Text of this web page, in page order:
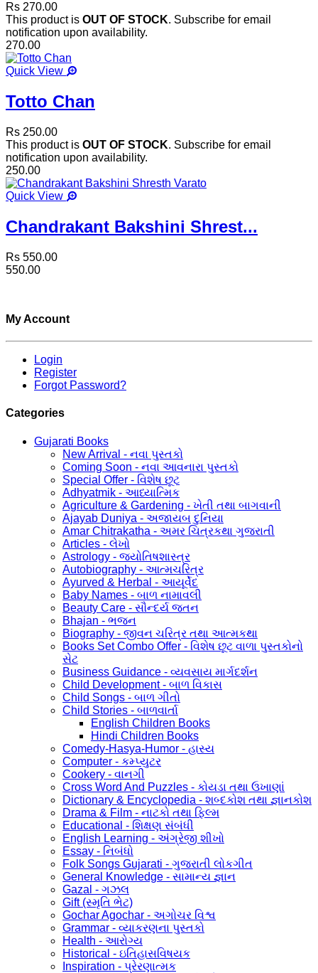
Rs 270.00
This product is OUT OF STOCK. Subscribe for email
notification upon availability.
270.00
Quick View
Totto Chan
Rs 250.00
This product is OUT OF STOCK. Subscribe for email
notification upon availability.
250.00
Quick View
Chandrakant Bakshini Shrest...
Rs 550.00
550.00
My Account
Login
Register
Forgot Password?
Categories
Gujarati Books
New Arrival - નવા પુસ્તકો
Coming Soon - નવા આવનારા પુસ્તકો
Special Offer - વિશેષ છૂટ
Adhyatmik - આધ્યાત્મિક
Agriculture & Gardening - ખેતી તથા બાગવાની
Ajayab Duniya - અજાયબ દુનિયા
Amar Chitrakatha - અમર ચિત્રકથા ગુજરાતી
Articles - લેખો
Astrology - જ્યોતિષશાસ્ત્ર
Autobiography - આત્મચરિત્ર
Ayurved & Herbal - આયૂર્વેદ
Baby Names - બાળ નામાવલી
Beauty Care - સૌન્દર્ય જતન
Bhajan - ભજન
Biography - જીવન ચરિત્ર તથા આત્મકથા
Books Set Combo Offer - વિશેષ છૂટ વાળા પુસ્તકોનો
સેટ
Business Guidance - વ્યવસાય માર્ગદર્શન
Child Development - બાળ વિકાસ
Child Songs - બાળ ગીતો
Child Stories - બાળવાર્તા
English Children Books
Hindi Children Books
Comedy-Hasya-Humor - હાસ્ય
Computer - કમ્પ્યુટર
Cookery - વાનગી
Cross Word And Puzzles - કોયડા તથા ઉખાણાં
Dictionary & Encyclopedia - શબ્દકોશ તથા જ્ઞાનકોશ
Drama & Film - નાટકો તથા ફિલ્મ
Educational - શિક્ષણ સંબંધી
English Learning - અંગ્રેજી શીખો
Essay - નિબંધો
Folk Songs Gujarati - ગુજરાતી લોકગીત
General Knowledge - સામાન્ય જ્ઞાન
Gazal - ગઝલ
Gift (સ્મૃતિ ભેટ)
Gochar Agochar - અગોચર વિશ્વ
Grammar - વ્યાકરણના પુસ્તકો
Health - આરોગ્ય
Historical - ઇતિહાસવિષયક
Inspiration - પ્રેરણાત્મક